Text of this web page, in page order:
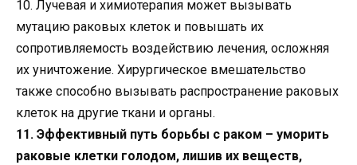
10. Лучевая и химиотерапия может вызывать
мутацию раковых клеток и повышать их
сопротивляемость воздействию лечения, осложняя
их уничтожение. Хирургическое вмешательство
также способно вызывать распространение раковых
клеток на другие ткани и органы.
11. Эффективный путь борьбы с раком – уморить
раковые клетки голодом, лишив их веществ,